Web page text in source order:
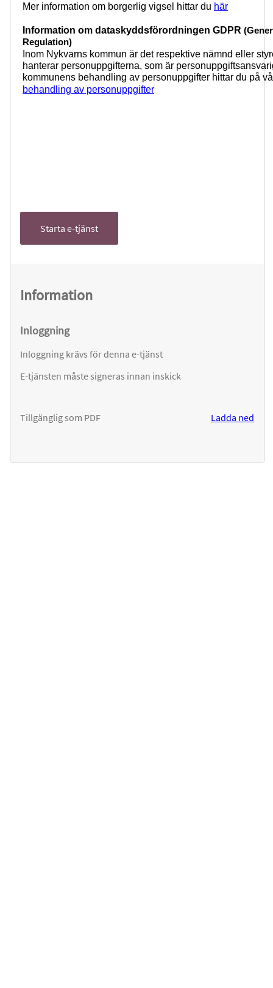
Mer information om borgerlig vigsel hittar du här
Information om dataskyddsförordningen GDPR
Regulation)
Inom Nykvarns kommun är det respektive nämnd eller
hanterar personuppgifterna, som är
kommunens behandling av personuppgifter hittar du på
behandling av personuppgifter
Starta e-tjänst
Information
Inloggning
Inloggning krävs för denna e-tjänst
E-tjänsten måste signeras innan inskick
Tillgänglig som PDF Ladda ned